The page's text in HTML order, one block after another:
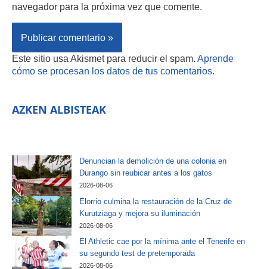
navegador para la próxima vez que comente.
Este sitio usa Akismet para reducir el spam. Aprende
cómo se procesan los datos de tus comentarios.
AZKEN ALBISTEAK
Denuncian la demolición de una colonia en
Durango sin reubicar antes a los gatos
2026-08-06
Elorrio culmina la restauración de la Cruz de
Kurutziaga y mejora su iluminación
2026-08-06
El Athletic cae por la mínima ante el Tenerife en
su segundo test de pretemporada
2026-08-06